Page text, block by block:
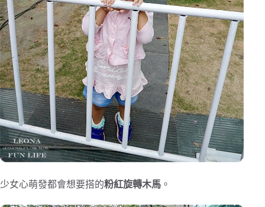
少女心萌發都會想要搭的粉紅旋轉木馬 。